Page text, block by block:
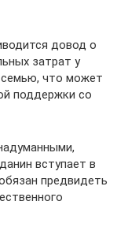
довод о
затрат у
семью, что может
поддержки со
вступает в
предвидеть